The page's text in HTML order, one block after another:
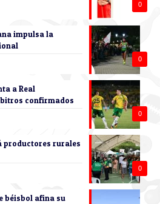
0
0
impulsa la
0
a Real
confirmados
0
productores rurales
béisbol afina su